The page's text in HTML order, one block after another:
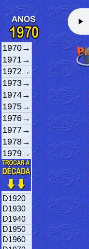
1970→
1971→
1972→
1973→
1974→
1975→
1976→
1977→
1978→
1979→
D1920
D1930
D1940
D1950
D1960